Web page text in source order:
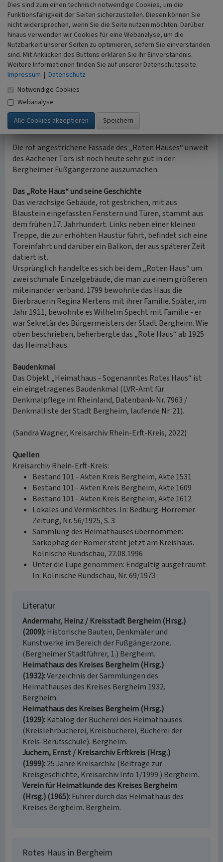
im Jahr 1979 restauriert und sind noch heute Teil der
Bibliothek des Kreisarchivs.
1996 wurde auf Veranlassung des Archivs ein römischer
Nischensarkophag zum Kreishaus (Willy-Brandt-Platz,
Bergheim) gebracht und in dem Bereich zwischen
Verwaltungs- und Kreistagsgebäude aufgestellt. Dort
kann er noch heute besichtigt werden. Zuvor stand er im
Garten des einstigen Heimathauses. Daneben wurden
weitere Gegenstände aus der Römerzeit platziert, die
einst im Garten des Heimathauses lagerten: Eine
Steinkiste für Asche-Urnen, eine Sarkophagplatte, das
Fragment eines Säulenschaftes und eine Schuppensäule.
Die rot angestrichene Fassade des „Roten Hauses“ unweit
des Aachener Tors ist noch heute sehr gut in der
Bergheimer Fußgängerzone auszumachen.
Das „Rote Haus“ und seine Geschichte
Das vierachsige Gebäude, rot gestrichen, mit aus
Blaustein eingefassten Fenstern und Türen, stammt aus
dem frühen 17. Jahrhundert. Links neben einer kleinen
Treppe, die zur erhöhten Haustür führt, befindet sich eine
Toreinfahrt und darüber ein Balkon, der aus späterer Zeit
datiert ist.
Ursprünglich handelte es sich bei dem „Roten Haus“ um
zwei schmale Einzelgebäude, die man zu einem größeren
miteinander verband. 1799 bewohnte das Haus die
Bierbrauerin Regina Mertens mit ihrer Familie. Später, im
Jahr 1911, bewohnte es Wilhelm Specht mit Familie - er
war Sekretär des Bürgermeisters der Stadt Bergheim. Wie
oben beschrieben, beherbergte das „Rote Haus“ ab 1925
das Heimathaus.
Baudenkmal
Das Objekt „Heimathaus - Sogenanntes Rotes Haus“ ist
ein eingetragenes Baudenkmal (LVR-Amt für
Denkmalpflege im Rheinland, Datenbank-Nr. 7963 /
Denkmalliste der Stadt Bergheim, laufende Nr. 21).
(Sandra Wagner, Kreisarchiv Rhein-Erft-Kreis, 2022)
Quellen
Kreisarchiv Rhein-Erft-Kreis:
Bestand 101 - Akten Kreis Bergheim, Akte 1531
Bestand 101 - Akten Kreis Bergheim, Akte 1609
Bestand 101 - Akten Kreis Bergheim, Akte 1612
Lokales und Vermischtes. In: Bedburg-Horremer
Zeitung, Nr. 56/1925, S. 3
Sammlung des Heimathauses übernommen:
Sarkophag der Römer steht jetzt am Kreishaus.
Kölnische Rundschau, 22.08.1996
Unter die Lupe genommen: Endgültig ausgeträumt.
In: Kölnische Rundschau, Nr. 69/1973
Literatur
Andermahr, Heinz / Kreisstadt Bergheim (Hrsg.)
(2009) Historische Bauten, Denkmäler und
Kunstwerke im Bereich der Fußgängerzone.
(Bergheimer Stadtführer, 1.) Bergheim.
Heimathaus des Kreises Bergheim (Hrsg.)
(1932) Verzeichnis der Sammlungen des
Heimathauses des Kreises Bergheim 1932.
Bergheim.
Heimathaus des Kreises Bergheim (Hrsg.)
(1929) Katalog der Bücherei des Heimathauses
(Kreislehrbücherei, Kreisbücherei, Bücherei der
Kreis-Berufsschule). Bergheim.
Juchem, Ernst / Kreisarchiv Erftkreis (Hrsg.)
(1999) 25 Jahre Kreisarchiv. (Beiträge zur
Kreisgeschichte, Kreisarchiv Info 1/1999.) Bergheim.
Verein für Heimatkunde des Kreises Bergheim
(Hrsg.) (1965) Führer durch das Heimathaus des
Kreises Bergheim. Bergheim.
Rotes Haus in Bergheim
Dies sind zum einen technisch notwendige Cookies, um die
Funktionsfähigkeit der Seiten sicherzustellen. Diesen können Sie
nicht widersprechen, wenn Sie die Seite nutzen möchten. Darüber
hinaus verwenden wir Cookies für eine Webanalyse, um die
Nutzbarkeit unserer Seiten zu optimieren, sofern Sie einverstanden
sind. Mit Anklicken des Buttons erklären Sie Ihr Einverständnis.
Weitere Informationen finden Sie auf unserer Datenschutzseite.
Impressum | Datenschutz
Notwendige Cookies
Webanalyse